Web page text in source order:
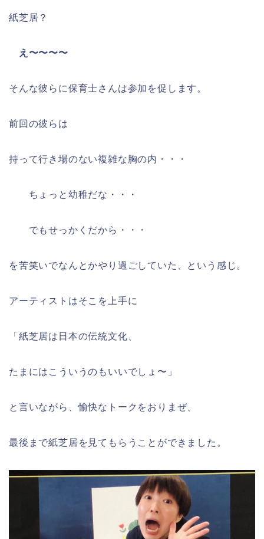
紙芝居？
え〜〜〜〜
そんな彼らに保育士さんは参加を促します。
前回の彼らは
持って行き場のない複雑な胸の内・・・
ちょっと幼稚だな・・・
でもせっかくだから・・・
を苦笑いでなんとかやり過ごしていた、という感じ。
アーティストはそこを上手に
「紙芝居は日本の伝統文化、
たまにはこういうのもいいでしょ〜」
と言いながら、愉快なトークをおりまぜ、
最後まで紙芝居を見てもらうことができました。